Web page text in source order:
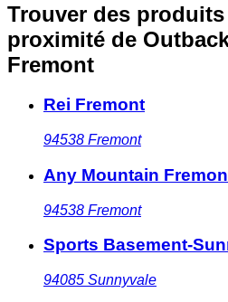
Trouver des
proximité de
Fremont
Rei Fremont
94538 Fremont
Any Mountain
94538 Fremont
Sports Basement-
94085 Sunnyvale